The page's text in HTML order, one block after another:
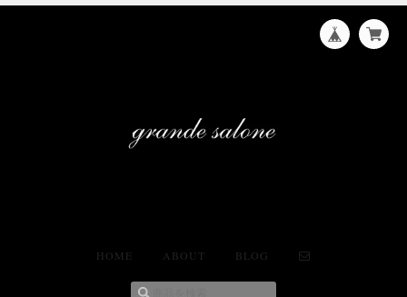
HOME ABOUT BLOG